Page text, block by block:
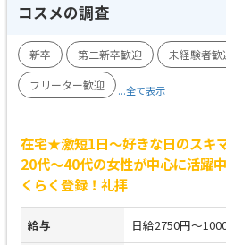
コスメの調査
新卒 第二新卒歓迎 未経験者歓
フリーター歓迎
...全て表示
在宅★激短1日～好きな日のスキ
20代～40代の女性が中心に活躍
くらく登録！礼拝
給与 日給2750円～